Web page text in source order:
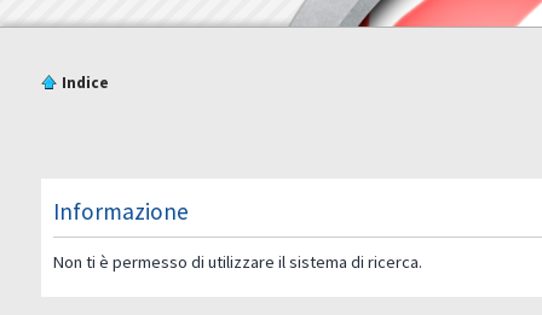
Indice
Informazione
Non ti è permesso di utilizzare il sistema di ricerca.